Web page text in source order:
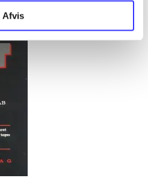
Afvis